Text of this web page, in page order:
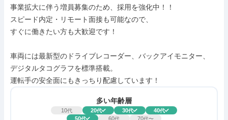
事業拡大に伴う増員募集のため、採用を強化中！！
スピード内定・リモート面接も可能なので、
すぐに働きたい方も大歓迎です！
車両には最新型のドライブレコーダー、バックアイモニター、
デジタルタコグラフを標準搭載。
運転手の安全面にもきっちり配慮しています！
多い年齢層
10代 20代 30代 40代
50代 60代 70代〜